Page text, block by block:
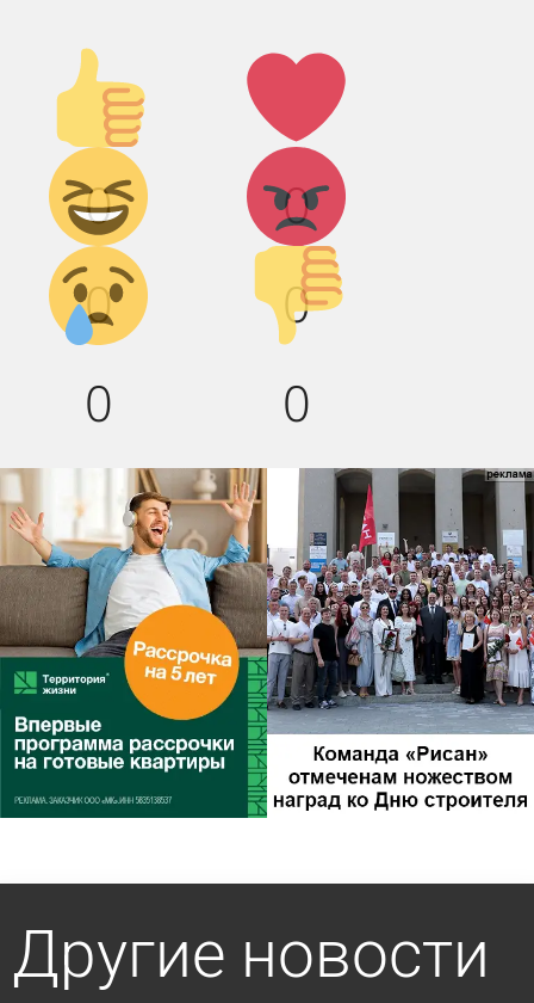
Палец
вверх!
0
Лайк!
0
Дикий
смех!
0
Агрессия!
0
Грусть :(
0
Палец
вниз!
0
Другие новости